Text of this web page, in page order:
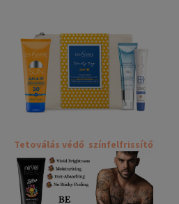
Tetoválás védő színfelfrissítő